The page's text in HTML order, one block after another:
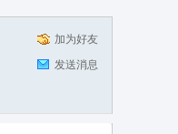
加为好友
发送消息